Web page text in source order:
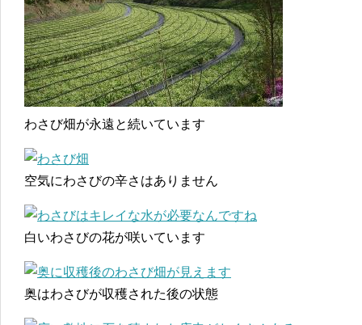
わさび畑が永遠と続いています
空気にわさびの辛さはありません
白いわさびの花が咲いています
奥はわさびが収穫された後の状態